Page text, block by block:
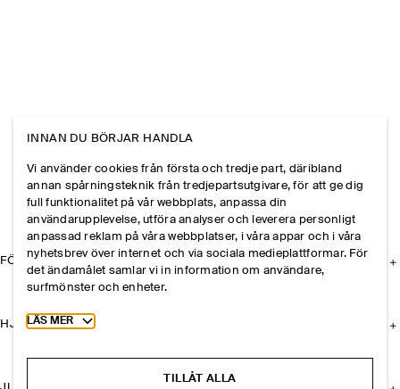
FÖRETAGET
HJÄLP
INNAN DU BÖRJAR HANDLA
Vi använder cookies från första och tredje part, däribland
annan spårningsteknik från tredjepartsutgivare, för att ge dig
full funktionalitet på vår webbplats, anpassa din
användarupplevelse, utföra analyser och leverera personligt
anpassad reklam på våra webbplatser, i våra appar och i våra
nyhetsbrev över internet och via sociala medieplattformar. För
det ändamålet samlar vi in information om användare,
surfmönster och enheter.
Toggle more cookie information
LÄS MER
TILLÅT ALLA